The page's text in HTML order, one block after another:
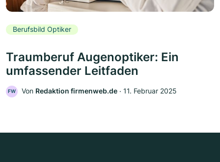
Berufsbild Optiker
Traumberuf Augenoptiker: Ein
umfassender Leitfaden
FW Von Redaktion firmenweb.de ‧ 11. Februar 2025